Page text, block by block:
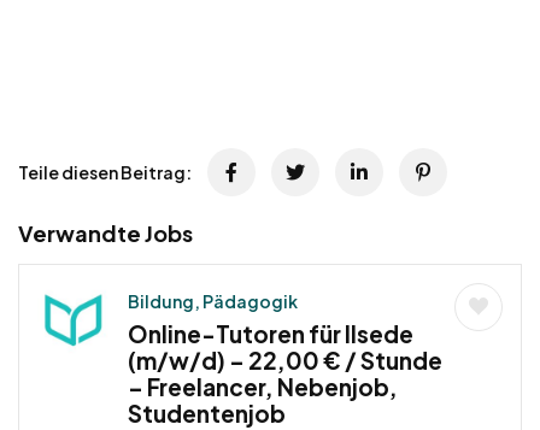
Teile diesen Beitrag:
Verwandte Jobs
Bildung, Pädagogik
Online-Tutoren für Ilsede
(m/w/d) – 22,00 € / Stunde
– Freelancer, Nebenjob,
Studentenjob